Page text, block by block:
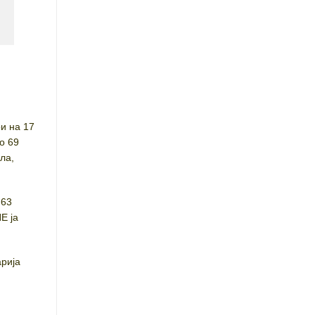
на 17
69
ја